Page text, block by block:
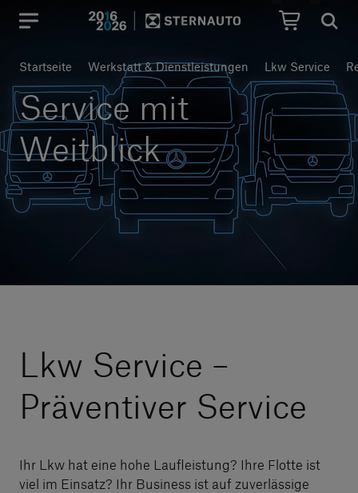
Hauptregion der Seite
Service mit
Weitblick
Startseite Werkstatt & Dienstleistungen Lkw Service
Lkw Service –
Präventiver Service
Ihr Lkw hat eine hohe Laufleistung? Ihre Flotte ist
viel im Einsatz? Ihr Business ist auf zuverlässige